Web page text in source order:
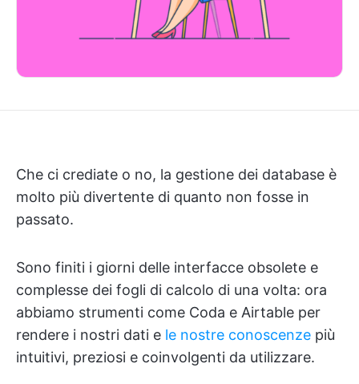
Che ci crediate o no, la gestione dei database è
molto più divertente di quanto non fosse in
passato.
Sono finiti i giorni delle interfacce obsolete e
complesse dei fogli di calcolo di una volta: ora
abbiamo strumenti come Coda e Airtable per
rendere i nostri dati e le nostre conoscenze più
intuitivi, preziosi e coinvolgenti da utilizzare.